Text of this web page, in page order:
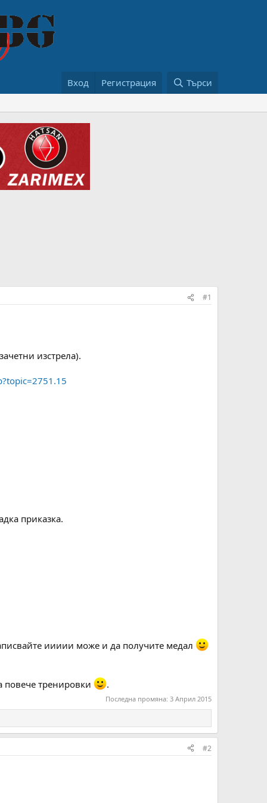
Вход Регистрация Търси
#1
изстрела).
приказка.
иииии може и да получите медал
повече тренировки .
Последна промяна: 3 Април 2015
#2